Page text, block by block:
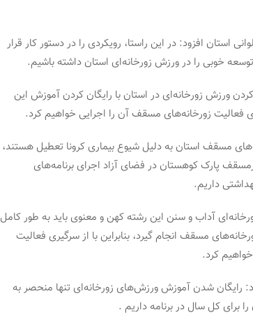
استان افزود: در این راستا، رویکردی را در دستور کار قرار
خوبی را در ورزش زورخانه‌ای استان داشته باشیم.
ورزش زورخانه‌ای در استان با رایگان کردن آموزش این
فعالیت زورخانه‌های مسقف آن را اجرایی خواهیم کرد.
مسقف استان به دلیل شیوع بیماری کرونا تعطیل هستند،
پارک کوهستان در فضای آزاد اجرای برنامه‌های
داریم.
آداب و سنن این رشته کهن و معنوی باید به طور کامل
مسقف انجام گیرد، بنابراین با از سرگیری فعالیت
کرد.
رایگان شدن آموزش ورزش‌های زورخانه‌ای تنها منحصر به
برای کل سال در برنامه داریم .